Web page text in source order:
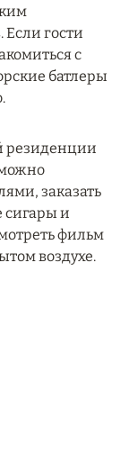
гости
с
батлеры
резиденции
заказать
сигары и
фильм
воздухе.